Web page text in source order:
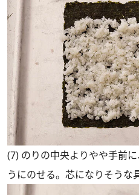
(7) のりの中央よりやや手前
うにのせる。芯になりそうな